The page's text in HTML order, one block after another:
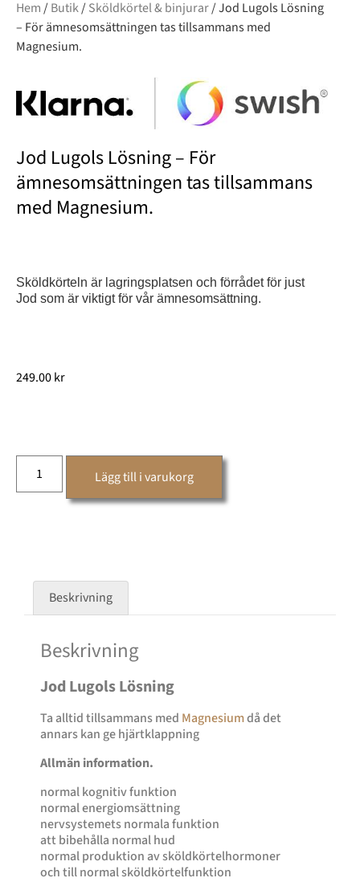
Hem/Butik/Sköldkörtel & binjurar/ Jod Lugols Lösning
– För ämnesomsättningen tas tillsammans med
Magnesium.
Jod Lugols Lösning – För
ämnesomsättningen tas tillsammans
med Magnesium.
Sköldkörteln är lagringsplatsen och förrådet för just
Jod som är viktigt för vår ämnesomsättning.
249.00kr
Lägg till i varukorg
Beskrivning
Beskrivning
Jod Lugols Lösning
Ta alltid tillsammans med Magnesiumdå det
annars kan ge hjärtklappning
Allmän information.
normal kognitiv funktion
normal energiomsättning
nervsystemets normala funktion
att bibehålla normal hud
normal produktion av sköldkörtelhormoner
och till normal sköldkörtelfunktion